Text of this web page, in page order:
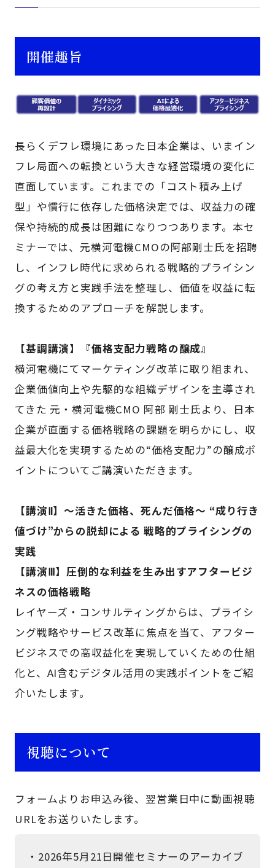
開催趣旨
長らくデフレ環境にあった日本企業は、いまイン
フレ局面への転換という大きな経営環境の変化に
直面しています。これまでの「コスト積み上げ
型」や慣行に依存した価格決定では、収益力の確
保や持続的成長は困難になりつつあります。本セ
ミナーでは、元横河電機CMOの阿部剛士氏を招聘
し、インフレ時代に求められる戦略的プライシン
グの考え方と実践手法を整理し、価値を収益に転
換するためのアプローチを解説します。
【基調講演】『価格支配力戦略の醸成』
横河電機にてマーケティング改革に取り組まれ、
企業価値向上や先駆的な組織デザインを主導され
てきた 元・横河電機CMO 阿部 剛士氏より、日本
企業が直面する価格戦略の課題を明らかにし、収
益最大化を実現するための“価格支配力”の醸成ポ
イントについてご講演いただきます。
【講演Ⅱ】～活きた価格、死んだ価格～ “成り行き
値づけ”からの脱却による 戦略的プライシングの
実践
【講演Ⅲ】圧倒的な利益を生み出すアフタービジ
ネスの価格戦略
レイヤーズ・コンサルティングからは、プライシ
ング戦略やサービス改革に焦点を当て、アフター
ビジネスでの高収益化を実現していくための仕組
化と、AI含むデジタル活用の実践ポイントをご紹
介いたします。
視聴について
フォームよりお申込み後、翌営業日中に動画視聴
URLをお送りいたします。
・2026年5月21日開催セミナーのアーカイブ